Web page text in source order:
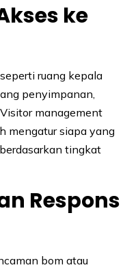
ke
ruang kepala
penyimpanan,
management
mengatur siapa yang
tingkat
Respons
bom atau